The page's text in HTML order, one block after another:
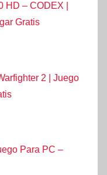
HD – CODEX |
Gratis
2 | Juego
Para PC –